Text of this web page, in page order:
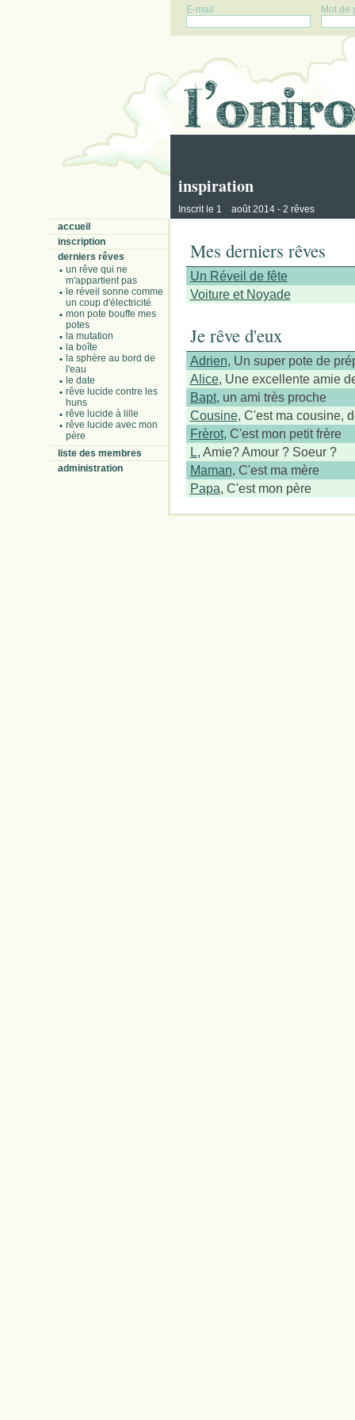
E-mail : Mot de
inspiration
Inscrit le 1
août 2014 - 2 rêves
accueil
inscription
derniers rêves
un rêve qui ne
m'appartient pas
le réveil sonne comme
un coup d'électricité
mon pote bouffe mes
potes
la mutation
la boîte
la sphère au bord de
l'eau
le date
rêve lucide contre les
huns
rêve lucide à lille
rêve lucide avec mon
père
liste des membres
administration
Mes derniers rêves
Un Réveil de fête
Voiture et Noyade
Je rêve d'eux
Adrien, Un super pote de
Alice, Une excellente amie
Bapt, un ami très proche
Cousine, C'est ma cousine,
Frèrot, C'est mon petit frère
L, Amie? Amour ? Soeur ?
Maman, C'est ma mère
Papa, C'est mon père